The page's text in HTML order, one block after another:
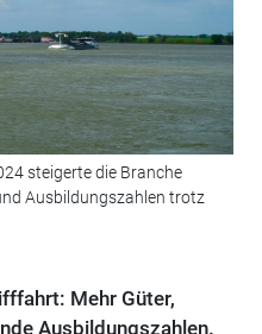
steigerte die Branche
Ausbildungszahlen trotz
Mehr Güter,
Ausbildungszahlen.